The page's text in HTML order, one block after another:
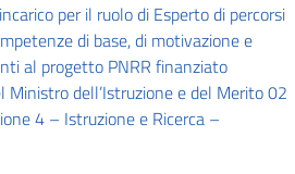
per il ruolo di Esperto di percorsi
di base, di motivazione e
al progetto PNRR finanziato
Ministro dell’Istruzione e del Merito 02
4 – Istruzione e Ricerca –